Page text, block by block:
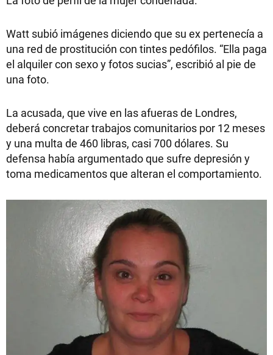
Watt subió imágenes diciendo que su ex pertenecía a
una red de prostitución con tintes pedófilos. “Ella paga
el alquiler con sexo y fotos sucias”, escribió al pie de
una foto.
La acusada, que vive en las afueras de Londres,
deberá concretar trabajos comunitarios por 12 meses
y una multa de 460 libras, casi 700 dólares. Su
defensa había argumentado que sufre depresión y
toma medicamentos que alteran el comportamiento.